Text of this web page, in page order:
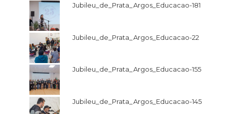
Jubileu_de_Prata_Argos_Educacao-181
Jubileu_de_Prata_Argos_Educacao-22
Jubileu_de_Prata_Argos_Educacao-155
Jubileu_de_Prata_Argos_Educacao-145